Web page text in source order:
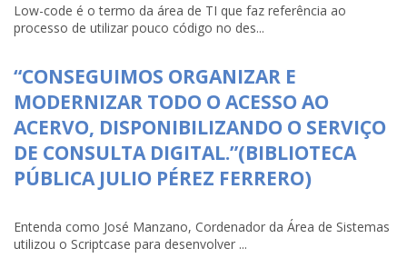
Low-code é o termo da área de TI que faz referência ao
processo de utilizar pouco código no des...
“CONSEGUIMOS ORGANIZAR E
MODERNIZAR TODO O ACESSO AO
ACERVO, DISPONIBILIZANDO O SERVIÇO
DE CONSULTA DIGITAL.”(BIBLIOTECA
PÚBLICA JULIO PÉREZ FERRERO)
Entenda como José Manzano, Cordenador da Área de Sistemas
utilizou o Scriptcase para desenvolver ...